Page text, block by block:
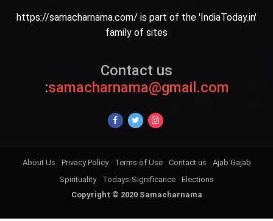
https://samacharnama.com/ is part of the 'IndiaToday.in'
family of sites
Contact us
:samacharnama@gmail.com
Copyright © 2020 Samacharnama
About Us Privacy Policy Terms of Use Contact us
Ajab Gajab
Spirituality
Todays-Significance Elections